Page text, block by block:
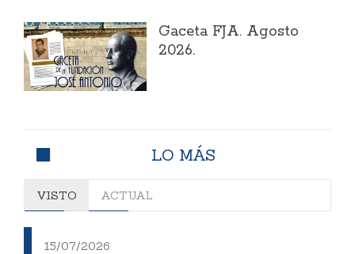
Gaceta FJA. Agosto
2026.
LO MÁS
VISTO ACTUAL
15/07/2026